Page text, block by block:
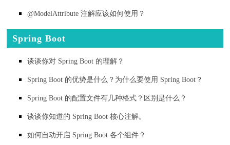
@ModelAttribute 注解应该如何使用？
Spring Boot
谈谈你对 Spring Boot 的理解？
Spring Boot 的优势是什么？为什么要使用 Spring Boot？
Spring Boot 的配置文件有几种格式？区别是什么？
谈谈你知道的 Spring Boot 核心注解。
如何自动开启 Spring Boot 各个组件？